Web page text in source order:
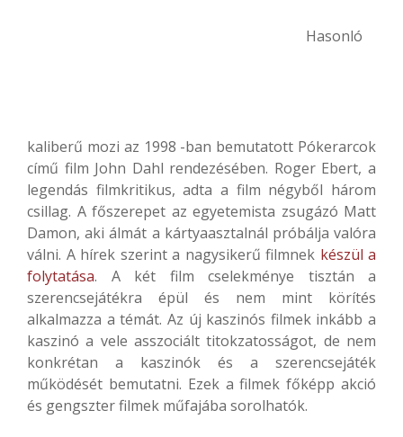
Hasonló
kaliberű mozi az 1998 -ban bemutatott Pókerarcok
című film John Dahl rendezésében. Roger Ebert, a
legendás filmkritikus, adta a film négyből három
csillag. A főszerepet az egyetemista zsugázó Matt
Damon, aki álmát a kártyaasztalnál próbálja valóra
válni. A hírek szerint a nagysikerű filmnek készül a
folytatása. A két film cselekménye tisztán a
szerencsejátékra épül és nem mint körítés
alkalmazza a témát. Az új kaszinós filmek inkább a
kaszinó a vele asszociált titokzatosságot, de nem
konkrétan a kaszinók és a szerencsejáték
működését bemutatni. Ezek a filmek főképp akció
és gengszter filmek műfajába sorolhatók.